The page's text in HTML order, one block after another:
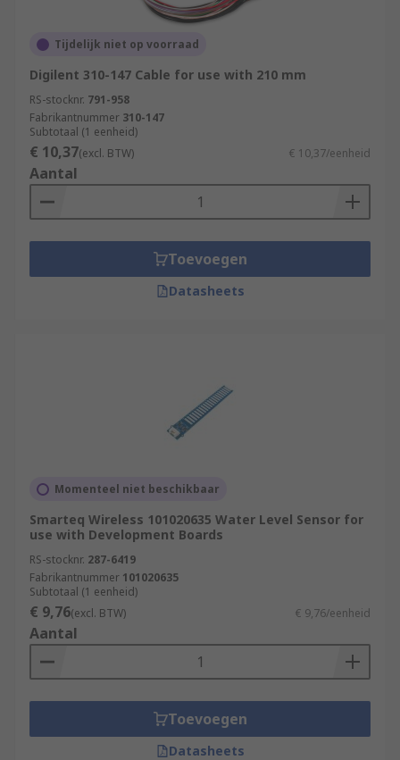
Tijdelijk niet op voorraad
Digilent 310-147 Cable for use with 210 mm
RS-stocknr. 791-958
Fabrikantnummer 310-147
Subtotaal (1 eenheid)
€ 10,37(excl. BTW) € 10,37/eenheid
Aantal
Toevoegen
Datasheets
Momenteel niet beschikbaar
Smarteq Wireless 101020635 Water Level Sensor for
use with Development Boards
RS-stocknr. 287-6419
Fabrikantnummer 101020635
Subtotaal (1 eenheid)
€ 9,76(excl. BTW) € 9,76/eenheid
Aantal
Toevoegen
Datasheets